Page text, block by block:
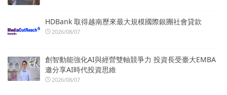
HDBank 取得越南歷來最大規模國際銀團社會貸款
2026/08/07
創智動能強化AI與經營雙軸競爭力 投資長受臺大EMBA
邀分享AI時代投資思維
2026/08/07